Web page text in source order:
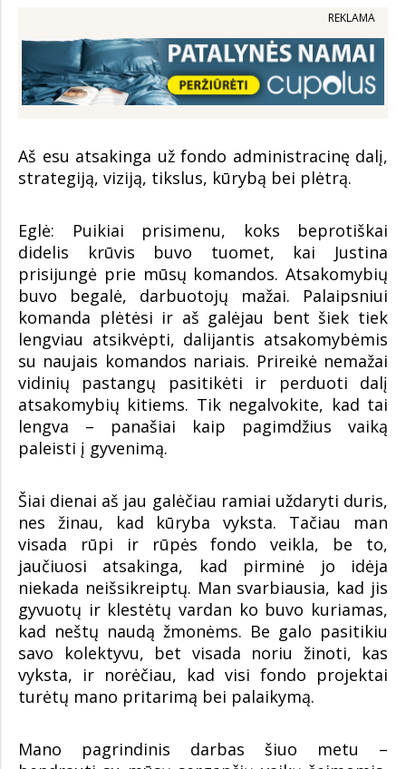
REKLAMA
Aš esu atsakinga už fondo administracinę dalį,
strategiją, viziją, tikslus, kūrybą bei plėtrą.
Eglė: Puikiai prisimenu, koks beprotiškai
didelis krūvis buvo tuomet, kai Justina
prisijungė prie mūsų komandos. Atsakomybių
buvo begalė, darbuotojų mažai. Palaipsniui
komanda plėtėsi ir aš galėjau bent šiek tiek
lengviau atsikvėpti, dalijantis atsakomybėmis
su naujais komandos nariais. Prireikė nemažai
vidinių pastangų pasitikėti ir perduoti dalį
atsakomybių kitiems. Tik negalvokite, kad tai
lengva – panašiai kaip pagimdžius vaiką
paleisti į gyvenimą.
Šiai dienai aš jau galėčiau ramiai uždaryti duris,
nes žinau, kad kūryba vyksta. Tačiau man
visada rūpi ir rūpės fondo veikla, be to,
jaučiuosi atsakinga, kad pirminė jo idėja
niekada neišsikreiptų. Man svarbiausia, kad jis
gyvuotų ir klestėtų vardan ko buvo kuriamas,
kad neštų naudą žmonėms. Be galo pasitikiu
savo kolektyvu, bet visada noriu žinoti, kas
vyksta, ir norėčiau, kad visi fondo projektai
turėtų mano pritarimą bei palaikymą.
Mano pagrindinis darbas šiuo metu –